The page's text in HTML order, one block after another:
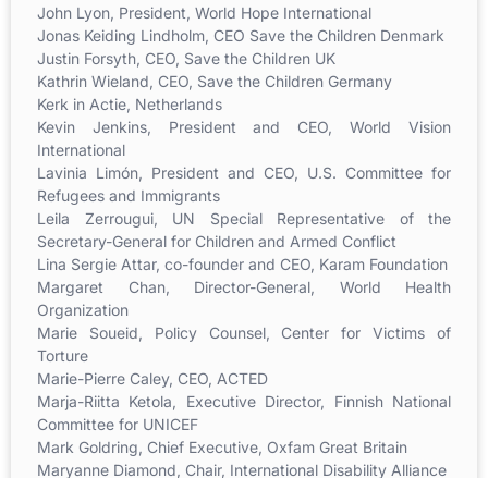
John Lyon, President, World Hope International
Jonas Keiding Lindholm, CEO Save the Children Denmark
Justin Forsyth, CEO, Save the Children UK
Kathrin Wieland, CEO, Save the Children Germany
Kerk in Actie, Netherlands
Kevin Jenkins, President and CEO, World Vision
International
Lavinia Limón, President and CEO, U.S. Committee for
Refugees and Immigrants
Leila Zerrougui, UN Special Representative of the
Secretary-General for Children and Armed Conflict
Lina Sergie Attar, co-founder and CEO, Karam Foundation
Margaret Chan, Director-General, World Health
Organization
Marie Soueid, Policy Counsel, Center for Victims of
Torture
Marie-Pierre Caley, CEO, ACTED
Marja-Riitta Ketola, Executive Director, Finnish National
Committee for UNICEF
Mark Goldring, Chief Executive, Oxfam Great Britain
Maryanne Diamond, Chair, International Disability Alliance